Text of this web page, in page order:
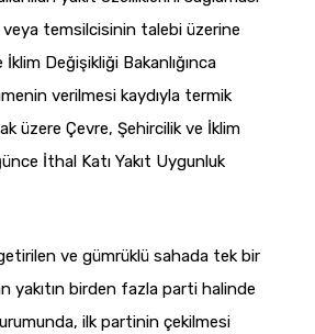
temsilcisinin talebi üzerine
Değişikliği Bakanlığınca
verilmesi kaydıyla termik
üzere Çevre, Şehircilik ve İklim
İthal Katı Yakıt Uygunluk
ve gümrüklü sahada tek bir
yakıtın birden fazla parti halinde
ilk partinin çekilmesi